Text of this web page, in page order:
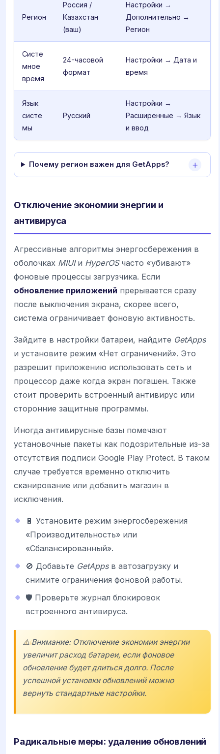
Регион
Россия /
Казахстан
(ваш)
Настройки →
Дополнительно →
Регион
Систе
мное
время
24-часовой
формат
Настройки → Дата и
время
Язык
систе
мы
Русский
Настройки →
Расширенные → Язык
и ввод
Почему регион важен для GetApps?
Отключение экономии энергии и
антивируса
Агрессивные алгоритмы энергосбережения в
оболочках MIUIи HyperOSчасто «убивают»
фоновые процессы загрузчика. Если
обновление приложений прерывается сразу
после выключения экрана, скорее всего,
система ограничивает фоновую активность.
Зайдите в настройки батареи, найдите GetApps
и установите режим «Нет ограничений». Это
разрешит приложению использовать сеть и
процессор даже когда экран погашен. Также
стоит проверить встроенный антивирус или
сторонние защитные программы.
Иногда антивирусные базы помечают
установочные пакеты как подозрительные из-за
отсутствия подписи Google Play Protect. В таком
случае требуется временно отключить
сканирование или добавить магазин в
исключения.
🔋 Установите режим энергосбережения
«Производительность» или
«Сбалансированный».
🚫 Добавьте GetAppsв автозагрузку и
снимите ограничения фоновой работы.
🛡️ Проверьте журнал блокировок
встроенного антивируса.
⚠️ Внимание: Отключение экономии энергии
увеличит расход батареи, если фоновое
обновление будет длиться долго. После
успешной установки обновлений можно
вернуть стандартные настройки.
Радикальные меры: удаление обновлений